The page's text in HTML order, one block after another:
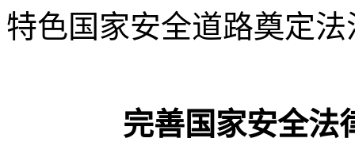
特色国家安全道路奠定
完善国家安全法